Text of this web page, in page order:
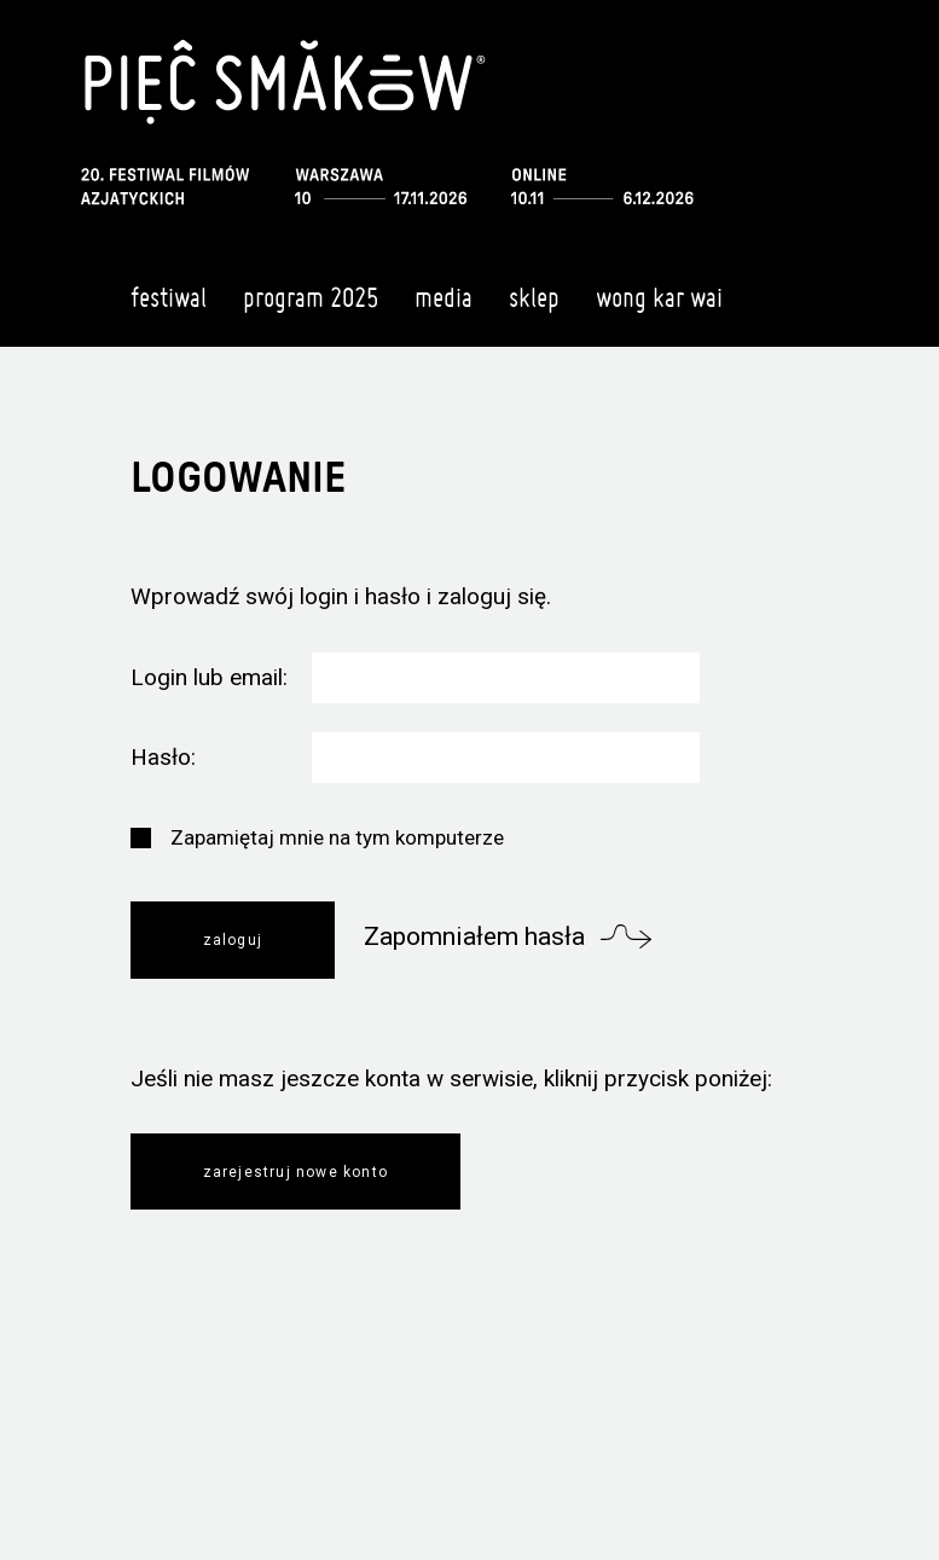
festiwal program 2025 media sklep wong kar wai
LOGOWANIE
Wprowadź swój login i hasło i zaloguj się.
Login lub email:
Hasło:
Zapamiętaj mnie na tym komputerze
Zapomniałem hasła
Jeśli nie masz jeszcze konta w serwisie, kliknij przycisk poniżej:
zarejestruj nowe konto